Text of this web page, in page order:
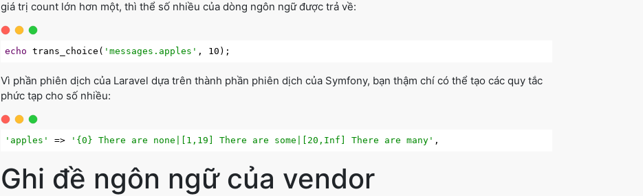
giá trị count lớn hơn một, thì thể số nhiều của dòng ngôn ngữ được trả về:
echo trans_choice( 'messages.apples'
Vì phần phiên dịch của Laravel dựa trên thành phần phiên dịch của Symfony, bạn thậm chí có thể tạo các quy tắc
phức tạp cho số nhiều:
'apples' => '{0} There are none|[1,19] There are some|[20,Inf] There are many'
Ghi đề ngôn ngữ của vendor